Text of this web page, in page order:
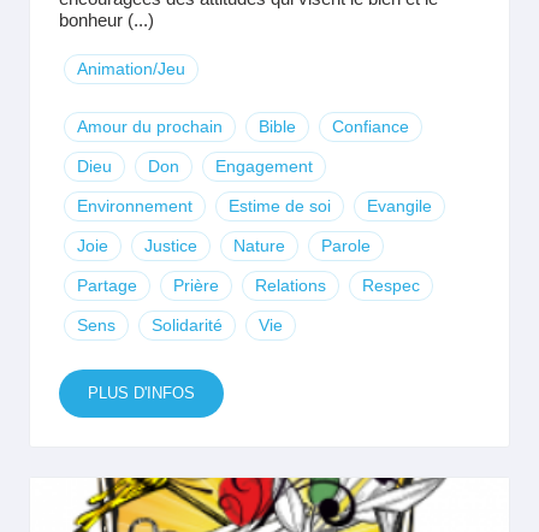
bonheur (...)
Animation/Jeu
Amour du prochain Bible Confiance
Dieu Don Engagement
Environnement Estime de soi Evangile
Joie Justice Nature Parole
Partage Prière Relations Respec
Sens Solidarité Vie
PLUS D'INFOS